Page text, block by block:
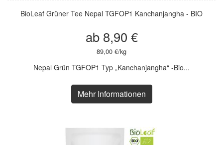
BioLeaf Grüner Tee Nepal TGFOP1 Kanchanjangha - BIO
ab 8,90 €
89,00 €/kg
Nepal Grün TGFOP1 Typ „Kanchanjangha“ -Bio...
Mehr Informationen